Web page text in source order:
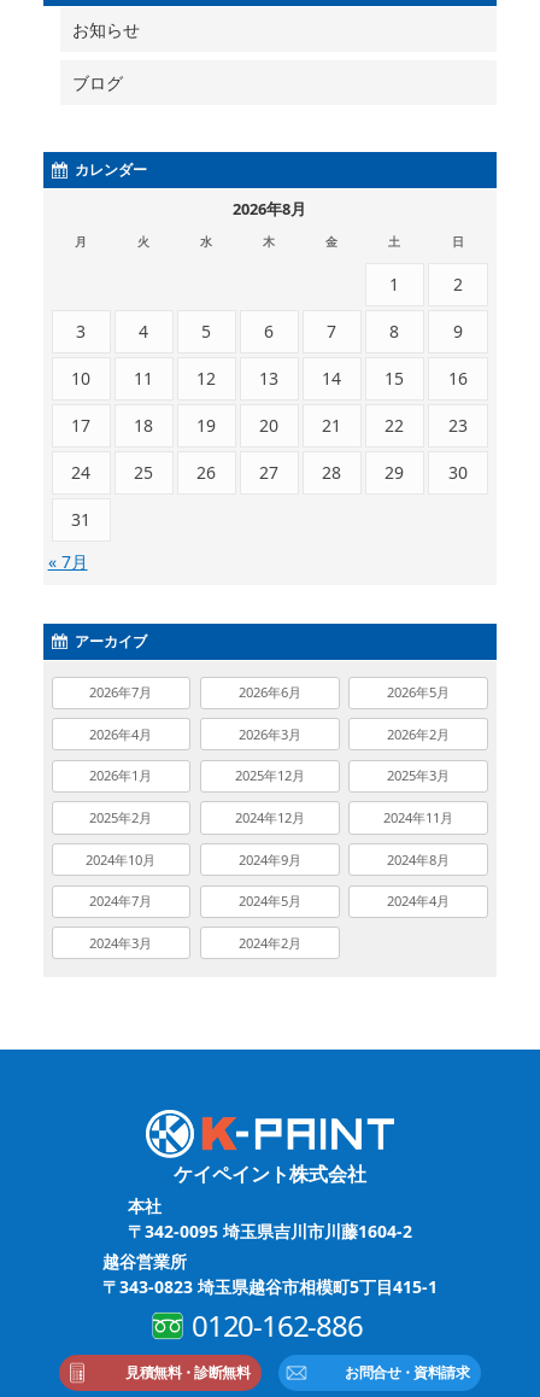
お知らせ
ブログ
カレンダー
2026年8月
月 火 水 木 金 土 日
1 2
3 4 5 6 7 8 9
10 11 12 13 14 15 16
17 18 19 20 21 22 23
24 25 26 27 28 29 30
31
« 7月
アーカイブ
2026年7月 2026年6月 2026年5月
2026年4月 2026年3月 2026年2月
2026年1月 2025年12月 2025年3月
2025年2月 2024年12月 2024年11月
2024年10月 2024年9月 2024年8月
2024年7月 2024年5月 2024年4月
2024年3月 2024年2月
ケイペイント株式会社
本社
〒342-0095 埼玉県吉川市川藤1604-2
越谷営業所
〒343-0823 埼玉県越谷市相模町5丁目415-1
0120-162-886
見積無料・診断無料 お問合せ・資料請求